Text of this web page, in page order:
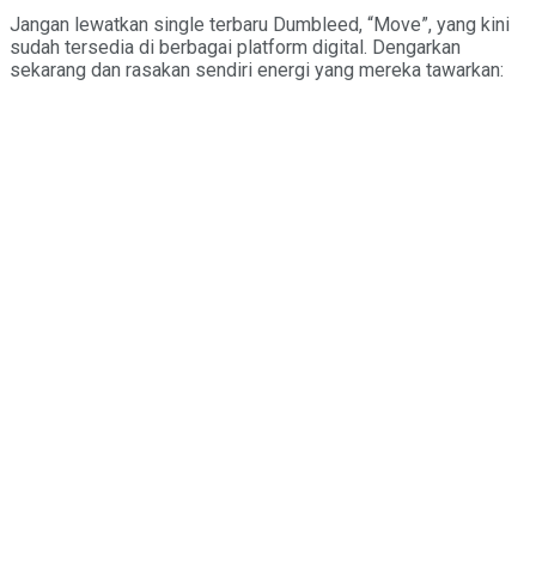
Jangan lewatkan single terbaru Dumbleed, “Move”, yang kini
sudah tersedia di berbagai platform digital. Dengarkan
sekarang dan rasakan sendiri energi yang mereka tawarkan: